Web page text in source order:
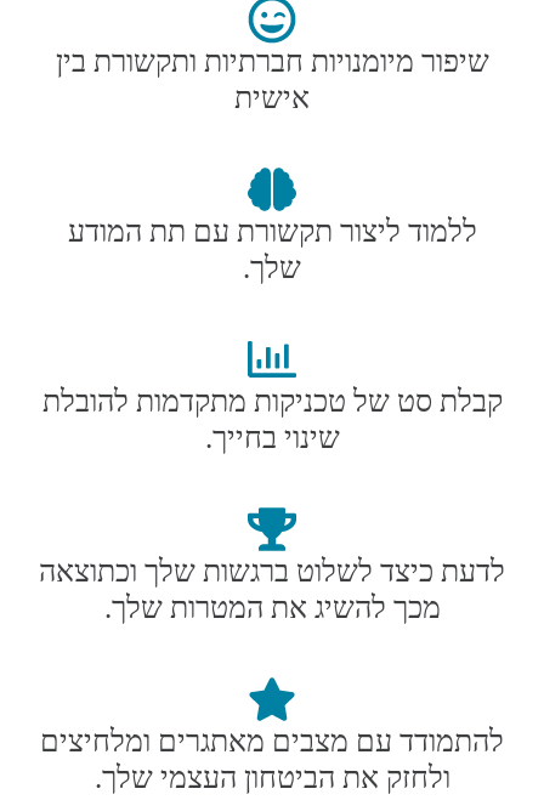
שיפור מיומנויות חברתיות ותקשורת בין
אישית
ללמוד ליצור תקשורת עם תת המודע
שלך.
קבלת סט של טכניקות מתקדמות להובלת
שינוי בחייך.
לדעת כיצד לשלוט ברגשות שלך וכתוצאה
מכך להשיג את המטרות שלך.
להתמודד עם מצבים מאתגרים ומלחיצים
ולחזק את הביטחון העצמי שלך.